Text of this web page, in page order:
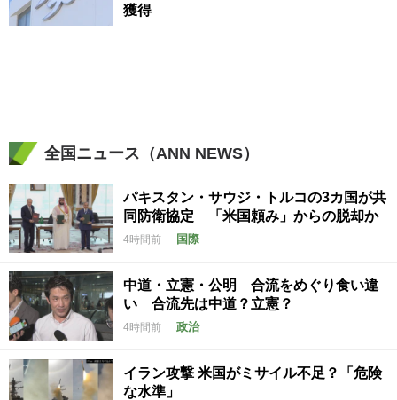
獲得
全国ニュース（ANN NEWS）
パキスタン・サウジ・トルコの3カ国が共
同防衛協定 「米国頼み」からの脱却か
4時間前 国際
中道・立憲・公明 合流をめぐり食い違
い 合流先は中道？立憲？
4時間前 政治
イラン攻撃 米国がミサイル不足？「危険
な水準」